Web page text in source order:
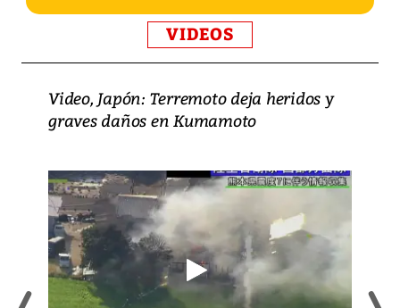
VIDEOS
Video, Japón: Terremoto deja heridos y
graves daños en Kumamoto